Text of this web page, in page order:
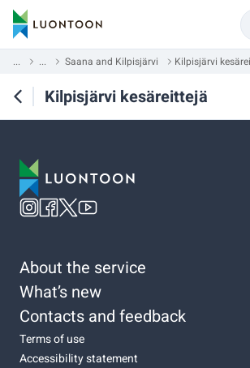
... ... Saana and Kilpisjärvi Kilpisjärvi
Kilpisjärvi kesäreittejä
About the service
What’s new
Contacts and feedback
Terms of use
Accessibility statement